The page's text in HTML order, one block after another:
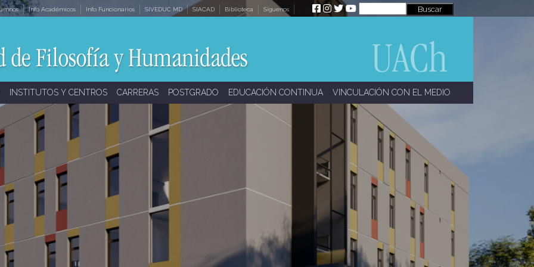
Info Académicos Info Funcionarios SIVEDUC MD SIACAD Biblioteca Síguenos
INSTITUTOS Y CENTROS CARRERAS POSTGRADO EDUCACIÓN CONTINUA VINCULACIÓN CON EL MEDIO